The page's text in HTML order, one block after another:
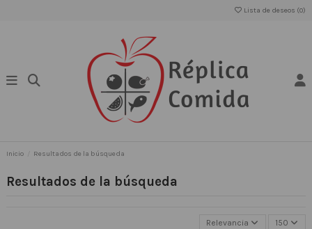
Lista de deseos (0)
Inicio Resultados de la búsqueda
Resultados de la búsqueda
Relevancia 150